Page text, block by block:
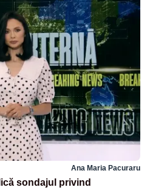
Ana Maria Pacuraru
sondajul privind